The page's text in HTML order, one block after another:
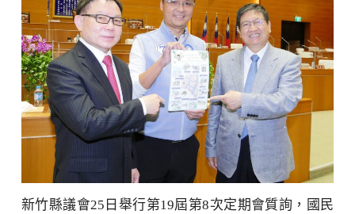
新竹縣議會25日舉行第19屆第8次定期會質詢，國民